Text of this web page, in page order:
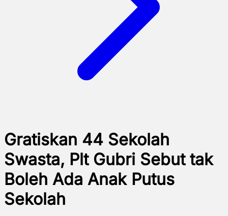
Gratiskan 44 Sekolah
Swasta, Plt Gubri Sebut tak
Boleh Ada Anak Putus
Sekolah